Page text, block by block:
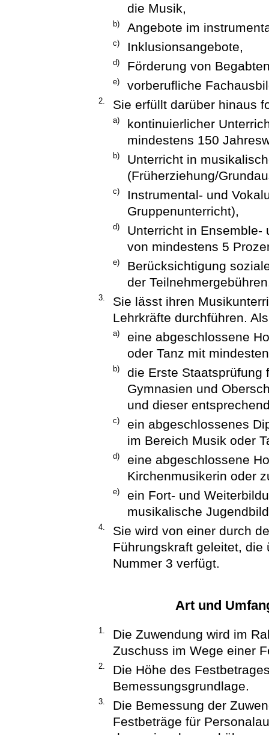
die Musik,
b) Angebote im
c) Inklusionsangebote,
d) Förderung von
e) vorberufliche
2. Sie erfüllt darüber hinaus
a)
kontinuierlicher
mindestens 150
b)
Unterricht in
(Früherziehung/
c)
Instrumental- und
Gruppenunterricht),
d)
Unterricht in Ensemble-
von mindestens 5
e)
Berücksichtigung
der
3.
Sie lässt ihren
Lehrkräfte durchführen.
a)
eine abgeschlossene
oder Tanz mit
b)
die Erste Staatsprüfung
Gymnasien und
und dieser
c)
ein abgeschlossenes
im Bereich Musik oder
d)
eine abgeschlossene
Kirchenmusikerin oder
e)
ein Fort- und
musikalische
4.
Sie wird von einer durch
Führungskraft geleitet,
Nummer 3 verfügt.
Art und
1.
Die Zuwendung wird im
Zuschuss im Wege einer
2.
Die Höhe des
Bemessungsgrundlage.
3.
Die Bemessung der
Festbeträge für